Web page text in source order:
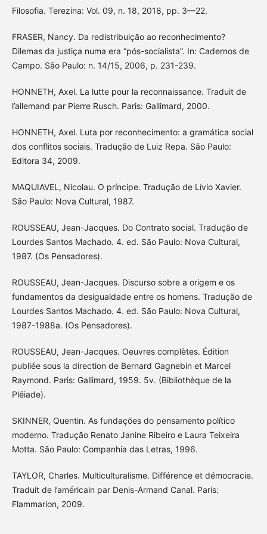
Filosofia. Terezina: Vol. 09, n. 18, 2018, pp. 3—22.
FRASER, Nancy. Da redistribuição ao reconhecimento?
Dilemas da justiça numa era “pós-socialista”. In: Cadernos de
Campo. São Paulo: n. 14/15, 2006, p. 231-239.
HONNETH, Axel. La lutte pour la reconnaissance. Traduit de
l’allemand par Pierre Rusch. Paris: Gallimard, 2000.
HONNETH, Axel. Luta por reconhecimento: a gramática social
dos conflitos sociais. Tradução de Luiz Repa. São Paulo:
Editora 34, 2009.
MAQUIAVEL, Nicolau. O príncipe. Tradução de Lívio Xavier.
São Paulo: Nova Cultural, 1987.
ROUSSEAU, Jean-Jacques. Do Contrato social. Tradução de
Lourdes Santos Machado. 4. ed. São Paulo: Nova Cultural,
1987. (Os Pensadores).
ROUSSEAU, Jean-Jacques. Discurso sobre a origem e os
fundamentos da desigualdade entre os homens. Tradução de
Lourdes Santos Machado. 4. ed. São Paulo: Nova Cultural,
1987-1988a. (Os Pensadores).
ROUSSEAU, Jean-Jacques. Oeuvres complètes. Édition
publiée sous la direction de Bernard Gagnebin et Marcel
Raymond. Paris: Gallimard, 1959. 5v. (Bibliothèque de la
Pléiade).
SKINNER, Quentin. As fundações do pensamento político
moderno. Tradução Renato Janine Ribeiro e Laura Teixeira
Motta. São Paulo: Companhia das Letras, 1996.
TAYLOR, Charles. Multiculturalisme. Différence et démocracie.
Traduit de l’américain par Denis-Armand Canal. Paris:
Flammarion, 2009.